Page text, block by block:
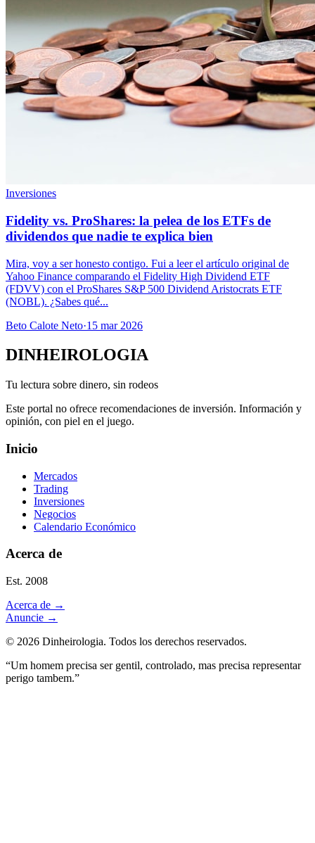
Inversiones
Fidelity vs. ProShares: la pelea de los ETFs de
dividendos que nadie te explica bien
Mira, voy a ser honesto contigo. Fui a leer el artículo original de
Yahoo Finance comparando el Fidelity High Dividend ETF
(FDVV) con el ProShares S&P 500 Dividend Aristocrats ETF
(NOBL). ¿Sabes qué...
Beto Calote Neto·15 mar 2026
DINHEIROLOGIA
Tu lectura sobre dinero, sin rodeos
Este portal no ofrece recomendaciones de inversión. Información y
opinión, con piel en el juego.
Inicio
Mercados
Trading
Inversiones
Negocios
Calendario Económico
Acerca de
Est. 2008
Acerca de →
Anuncie →
© 2026 Dinheirologia. Todos los derechos reservados.
“Um homem precisa ser gentil, controlado, mas precisa representar
perigo tambem.”